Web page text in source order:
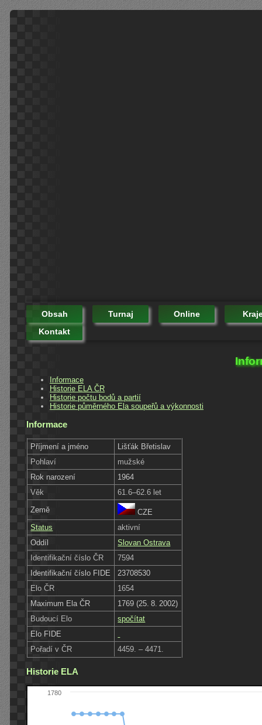
Obsah Turnaj Online
Kontakt
Informace
Historie ELA ČR
Historie počtu bodů a partií
Historie půměrného Ela soupeřů a výkonnosti
Informace
Příjmení a jméno
Lišťák Břetislav
Pohlaví
mužské
Rok narození
1964
Věk
61.6–62.6 let
Země
CZE
Status
aktivní
Oddíl
Slovan Ostrava
Identifikační číslo ČR
7594
Identifikační číslo FIDE
23708530
Elo ČR
1654
Maximum Ela ČR
1769 (25. 8. 2002)
Budoucí Elo
spočítat
Elo FIDE
Pořadí v ČR
4459. – 4471.
Historie ELA
1780